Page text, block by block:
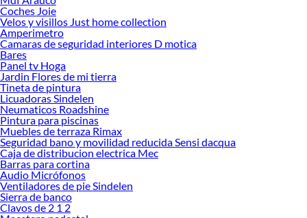
renovación de espacios. ¡Visítanos y descubre todo lo que tenemos para
ofrecerte!
Encuentra una amplia variedad de productos de Conduits, Fitting y Accesorios
en Sodimac. Encuentra todo lo necesario para tus proyectos de renovación y
decoración. ¡Visítanos y haz tus ideas realidad!
Coches Joie
Velos y visillos Just home collection
Amperimetro
Camaras de seguridad interiores D motica
Bares
Panel tv Hoga
Jardin Flores de mi tierra
Tineta de pintura
Licuadoras Sindelen
Neumaticos Roadshine
Pintura para piscinas
Muebles de terraza Rimax
Seguridad bano y movilidad reducida Sensi dacqua
Caja de distribucion electrica Mec
Barras para cortina
Audio Micrófonos
Ventiladores de pie Sindelen
Sierra de banco
Clavos de 2 1 2